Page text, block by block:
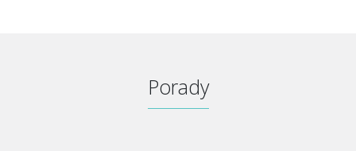
Porady